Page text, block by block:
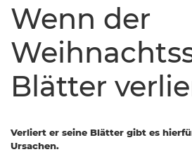
Wenn der
Blätter
Verliert er seine Blätter gibt es
Ursachen.